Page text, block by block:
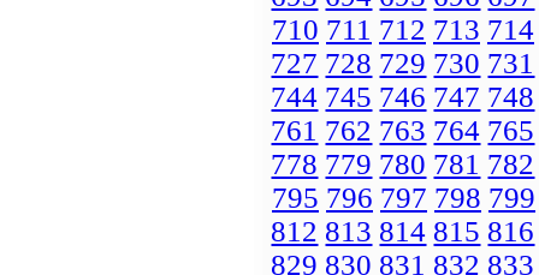
710 711 712 713 714
727 728 729 730 731
744 745 746 747 748
761 762 763 764 765
778 779 780 781 782
795 796 797 798 799
812 813 814 815 816
829 830 831 832 833